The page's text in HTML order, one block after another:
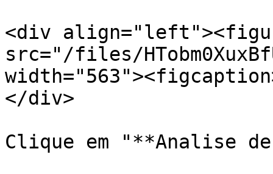
<div
src="/files/
</div>
Clique em "**Analise